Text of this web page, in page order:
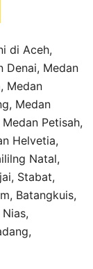
di Aceh,
Denai, Medan
Medan
Medan
Petisah,
Helvetia,
Natal,
Stabat,
Batangkuis,